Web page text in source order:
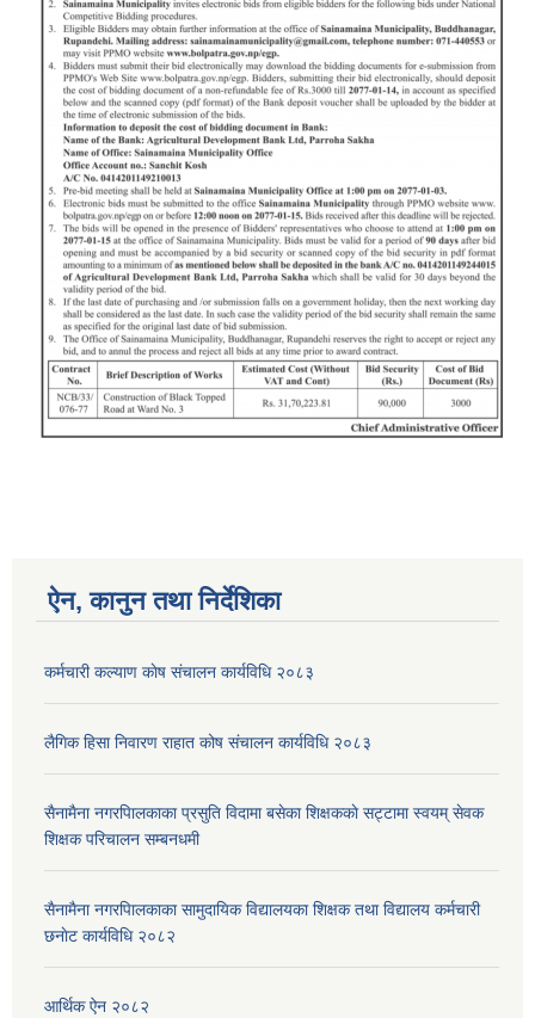
ऐन, कानुन तथा निर्देशिका
कर्मचारी कल्याण काेष संचालन कार्यविधि २०८३
लैगिक हिसा निवारण राहात कोष संचालन कार्यविधि २०८३
सैनामैना नगरपािलकाका प्रसुति विदामा बसेका शिक्षककाे सट्टामा स्वयम् सेवक
शिक्षक परिचालन सम्बनधमी
सैनामैना नगरपािलकाका सामुदायिक विद्यालयका शिक्षक तथा विद्यालय कर्मचारी
छनाेट कार्यविधि २०८२
आर्थिक ऐन २०८२